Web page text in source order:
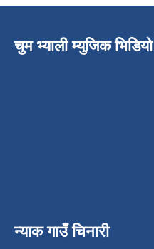
चुम भ्याली म्युजिक भिडियो
न्याक गाउँ चिनारी